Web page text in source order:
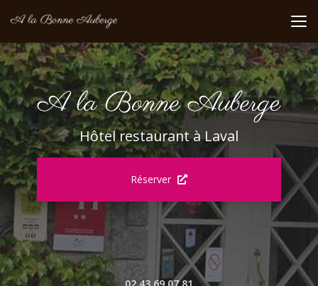
au
principal
Hôtel restaurant à Laval
Réserver